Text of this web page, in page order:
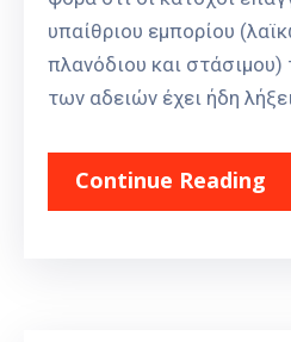
υπαίθριου εμπορίου
πλανόδιου και
των αδειών έχει ήδη
Continue Reading